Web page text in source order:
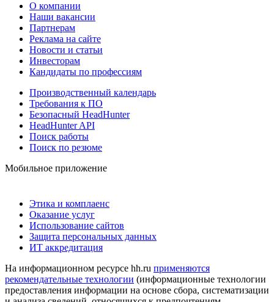
О компании
Наши вакансии
Партнерам
Реклама на сайте
Новости и статьи
Инвесторам
Кандидаты по профессиям
Производственный календарь
Требования к ПО
Безопасный HeadHunter
HeadHunter API
Поиск работы
Поиск по резюме
Мобильное приложение
Этика и комплаенс
Оказание услуг
Использование сайтов
Защита персональных данных
ИТ аккредитация
На информационном ресурсе hh.ru применяются
рекомендательные технологии (информационные технологии
предоставления информации на основе сбора, систематизации